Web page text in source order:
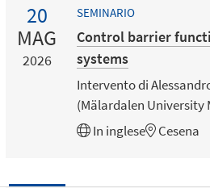
20
MAG
2026
SEMINARIO
Control barrier
systems
Intervento di
(Mälardalen University
In inglese Cesena